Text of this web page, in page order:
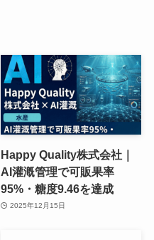
Happy Quality株式会社｜
AI灌漑管理で可販果率
95%・糖度9.46を達成
2025年12月15日